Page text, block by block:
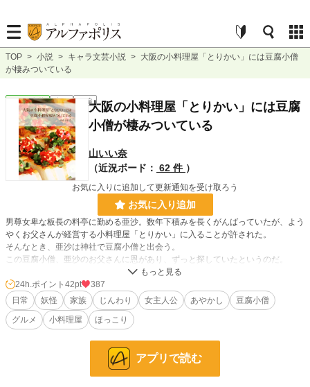
TOP > 小説 > キャラ文芸小説 > 大阪の小料理屋「とりかい」には豆腐小僧
が棲みついている
キャラ文芸 完結 長編大阪の小料理屋「とりかい」には豆腐
小僧が棲みついている
山いい奈
（近況ボード： 62 件 ）
お気に入りに追加して更新通知を受け取ろう
お気に入り追加
男尊女卑な板長の料亭に勤める亜沙。数年下積みを長くがんばっていたが、よう
やくお父さんが経営する小料理屋「とりかい」に入ることが許された。
そんなとき、亜沙は神社で豆腐小僧と出会う。
この豆腐小僧、亜沙のお父さんに恩があり、ずっと探していたというのだ。
亜沙たちは豆腐小僧を「ふうと」と名付け、「とりかい」で使うお豆腐を作って
もらうことになった。
そして亜沙とふうとが「とりかい」に入ると、あやかし絡みのトラブルが巻き起
こるのだった。
17,295 位 / 228,589 件
183 位 / 5,633 件
24h.ポイント 42pt
387
日常
妖怪 家族 じんわり 女主人公 あやかし
豆腐小僧
グルメ
小料理屋 ほっこり
アプリで読む